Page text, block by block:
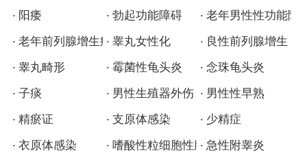
阳痿
勃起功能障碍
老年男性性功能障
老年前列腺增生症 睾丸女性化
良性前列腺增生
睾丸畸形
霉菌性龟头炎
念珠龟头炎
子痰
男性生殖器外伤
男性性早熟
精瘀证
支原体感染
少精症
衣原体感染
嗜酸性粒细胞性膀胱炎急性附睾炎